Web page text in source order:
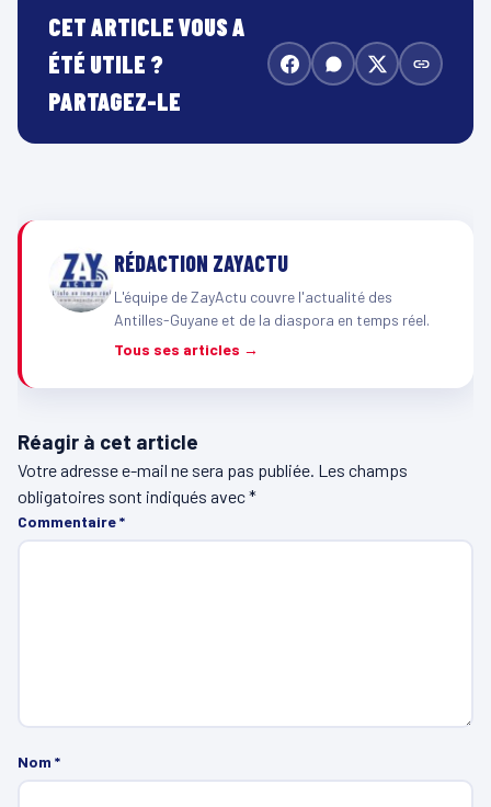
CET ARTICLE VOUS A
ÉTÉ UTILE ?
PARTAGEZ-LE
RÉDACTION ZAYACTU
L'équipe de ZayActu couvre l'actualité des
Antilles-Guyane et de la diaspora en temps réel.
Tous ses articles →
Réagir à cet article
Votre adresse e-mail ne sera pas publiée. Les champs
obligatoires sont indiqués avec*
Commentaire*
Nom *